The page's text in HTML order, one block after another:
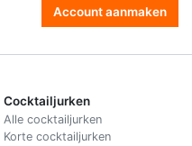
Account aanmaken
Cocktailjurken
Alle cocktailjurken
Korte cocktailjurken